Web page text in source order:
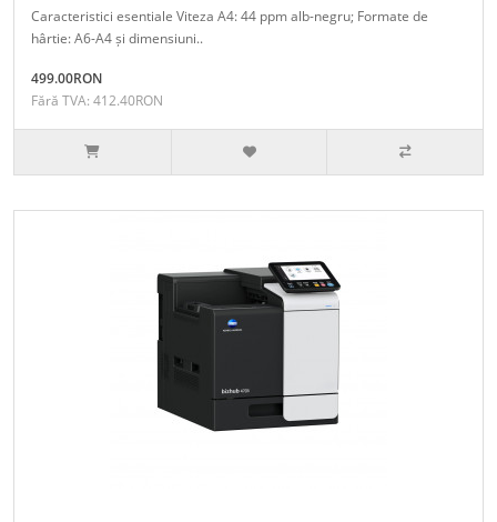
Caracteristici esentiale Viteza A4: 44 ppm alb-negru; Formate de
hârtie: A6-A4 și dimensiuni..
499.00RON
Fără TVA: 412.40RON